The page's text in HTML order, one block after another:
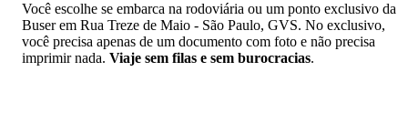
Você escolhe se embarca na rodoviária ou um ponto exclusivo da
Buser em Rua Treze de Maio - São Paulo, GVS. No exclusivo,
você precisa apenas de um documento com foto e não precisa
imprimir nada. Viaje sem filas e sem burocracias.